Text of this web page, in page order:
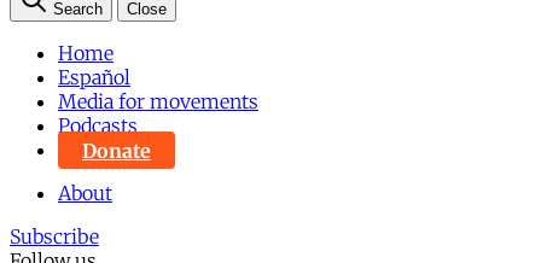
Search Close
Home
Español
Media for movements
Podcasts
Donate
About
Subscribe